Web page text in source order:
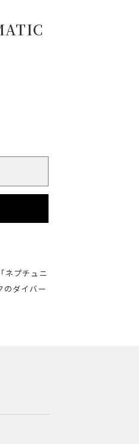
ネプチュニ
ダイバー